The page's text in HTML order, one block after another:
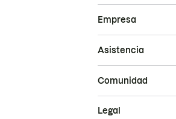
Empresa
Asistencia
Comunidad
Legal